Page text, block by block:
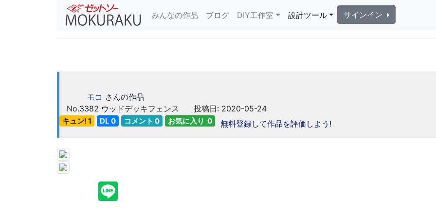
みんなの作品 ブログ DIY工作室 設計ツール サインイン
モコ さんの作品
No.3382 ウッドデッキフェンス 投稿日: 2020-05-24
キュン! 1 DL 0 コメント 0 お気に入り 0 無料登録して作品を評価しよう!